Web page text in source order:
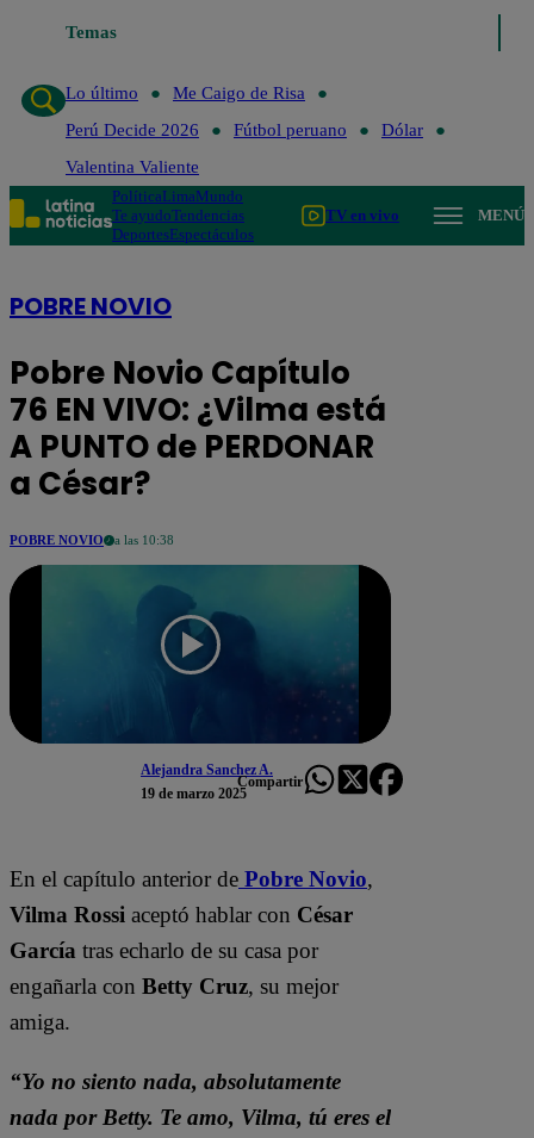
Temas
Lo último
Me Caigo de Risa
Perú Decide 2026
Fútbol peruano
Dólar
Valentina Valiente
PolíticaLimaMundo
Te ayudoTendencias
DeportesEspectáculos
TV en vivo MENÚ
POBRE NOVIO
Pobre Novio Capítulo
76 EN VIVO: ¿Vilma está
A PUNTO de PERDONAR
a César?
POBRE NOVIO a las 10:38
Alejandra Sanchez A.
19 de marzo 2025
Compartir
En el capítulo anterior de Pobre Novio,
Vilma Rossi aceptó hablar con César
García tras echarlo de su casa por
engañarla con Betty Cruz, su mejor
amiga.
“Yo no siento nada, absolutamente
nada por Betty. Te amo, Vilma, tú eres el